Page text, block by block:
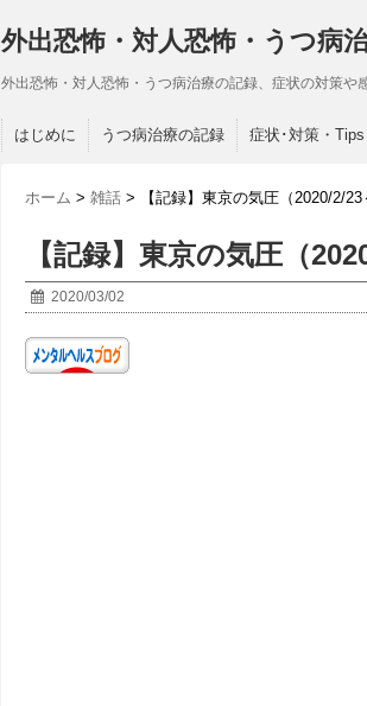
外出恐怖・対人恐怖・うつ病
外出恐怖・対人恐怖・うつ病治療の記録、症状の対策や
はじめに うつ病治療の記録 症状･対策・Tips
ホーム > 雑話 > 【記録】東京の気圧（2020/2/23
【記録】東京の気圧（
2020/03/02